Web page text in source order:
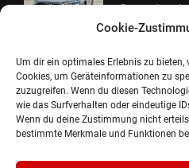
Cookie-
Um dir ein optimales Erlebnis zu bieten,
Cookies, um Geräteinformationen zu
zuzugreifen. Wenn du diesen
wie das Surfverhalten oder eindeutige
Wenn du deine Zustimmung nicht
bestimmte Merkmale und Funktionen
Sorry
06/08/